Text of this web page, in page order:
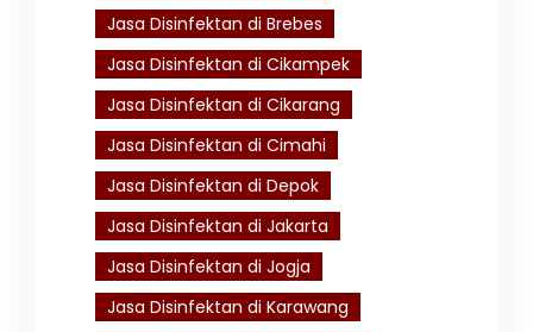
Jasa Disinfektan di Brebes
Jasa Disinfektan di Cikampek
Jasa Disinfektan di Cikarang
Jasa Disinfektan di Cimahi
Jasa Disinfektan di Depok
Jasa Disinfektan di Jakarta
Jasa Disinfektan di Jogja
Jasa Disinfektan di Karawang